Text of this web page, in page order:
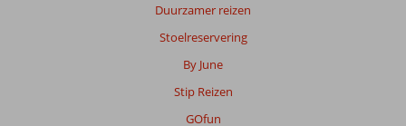
Duurzamer reizen
Stoelreservering
By June
Stip Reizen
GOfun